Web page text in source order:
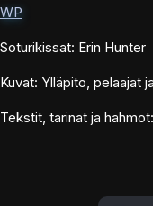
WP
Soturikissat: Erin Hunter
Kuvat: Ylläpito, pelaajat
Tekstit, tarinat ja